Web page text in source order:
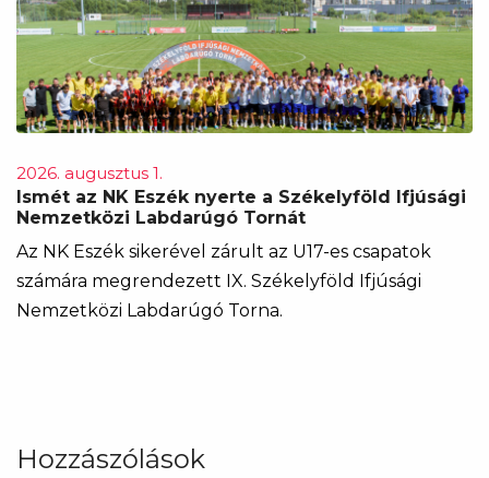
2026. augusztus 1.
Ismét az NK Eszék nyerte a Székelyföld Ifjúsági
Nemzetközi Labdarúgó Tornát
Az NK Eszék sikerével zárult az U17-es csapatok
számára megrendezett IX. Székelyföld Ifjúsági
Nemzetközi Labdarúgó Torna.
Hozzászólások